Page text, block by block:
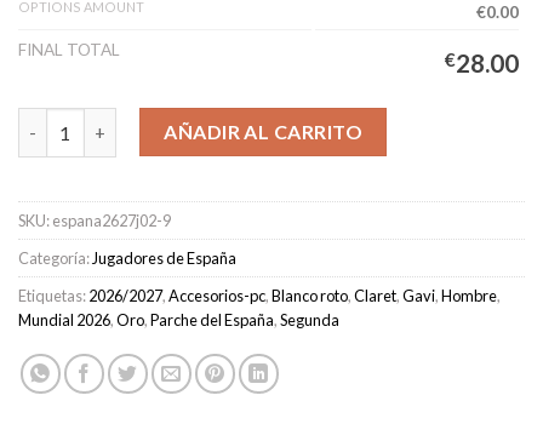
OPTIONS AMOUNT
€0.00
FINAL TOTAL
€28.00
Camiseta España Segunda Equipación Hombre 2026/2027 -
AÑADIR AL CARRITO
SKU:espana2627j02-9
Categoría:Jugadores de España
Etiquetas:2026/2027,Accesorios-pc,Blanco roto,Claret,Gavi,Hombre,
Mundial 2026,Oro,Parche del España,Segunda